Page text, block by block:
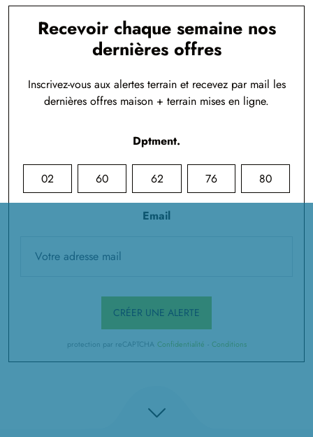
Recevoir chaque semaine nos
dernières offres
Inscrivez-vous aux alertes terrain et recevez par mail les
dernières offres maison + terrain mises en ligne.
Dptment.
02 60 62 76 80
Email
CRÉER UNE ALERTE
protection par reCAPTCHA Confidentialité - Conditions